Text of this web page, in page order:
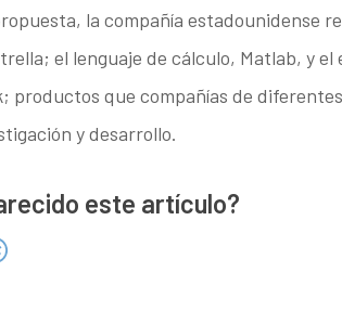
la compañía estadounidense
el lenguaje de cálculo, Matlab, y
productos que compañías de
y desarrollo.
este artículo?